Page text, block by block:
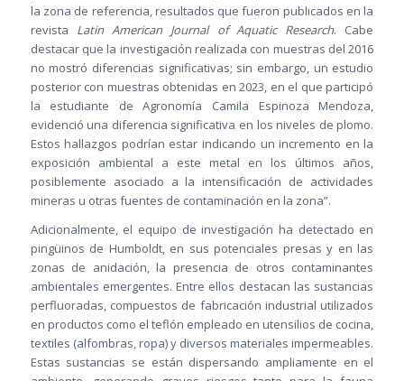
la zona de referencia, resultados que fueron publicados en la
revista Latin American Journal of Aquatic Research. Cabe
destacar que la investigación realizada con muestras del 2016
no mostró diferencias significativas; sin embargo, un estudio
posterior con muestras obtenidas en 2023, en el que participó
la estudiante de Agronomía Camila Espinoza Mendoza,
evidenció una diferencia significativa en los niveles de plomo.
Estos hallazgos podrían estar indicando un incremento en la
exposición ambiental a este metal en los últimos años,
posiblemente asociado a la intensificación de actividades
mineras u otras fuentes de contaminación en la zona”.
Adicionalmente, el equipo de investigación ha detectado en
pingüinos de Humboldt, en sus potenciales presas y en las
zonas de anidación, la presencia de otros contaminantes
ambientales emergentes. Entre ellos destacan las sustancias
perfluoradas, compuestos de fabricación industrial utilizados
en productos como el teflón empleado en utensilios de cocina,
textiles (alfombras, ropa) y diversos materiales impermeables.
Estas sustancias se están dispersando ampliamente en el